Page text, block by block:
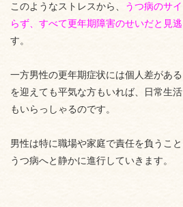
このようなストレスから、
うつ病のサ
らず、すべて更年期障害のせいだと見
す。
一方男性の更年期症状には個人差があ
を迎えても平気な方もいれば、日常生
もいらっしゃるのです。
男性は特に職場や家庭で責任を負うこ
うつ病へと静かに進行していきます 。